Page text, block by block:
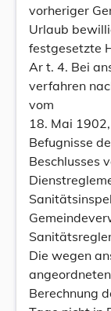
vorheriger
Urlaub
festgesetzte
Ar t. 4. Bei
verfahren
vom
18. Mai
Befugnisse
Beschlusses
Die wegen
Berechnung